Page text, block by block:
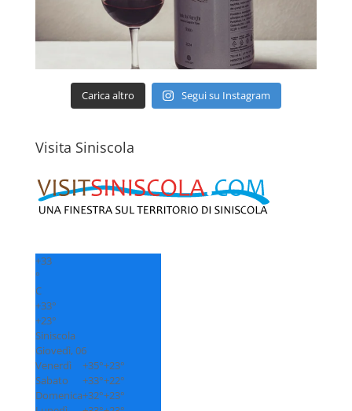
Carica altro Segui su Instagram
Visita Siniscola
+33
°
C
+33°
+23°
Siniscola
Giovedì, 06
Venerdì
+35°+23°
Sabato
+33°+22°
Domenica+32°+23°